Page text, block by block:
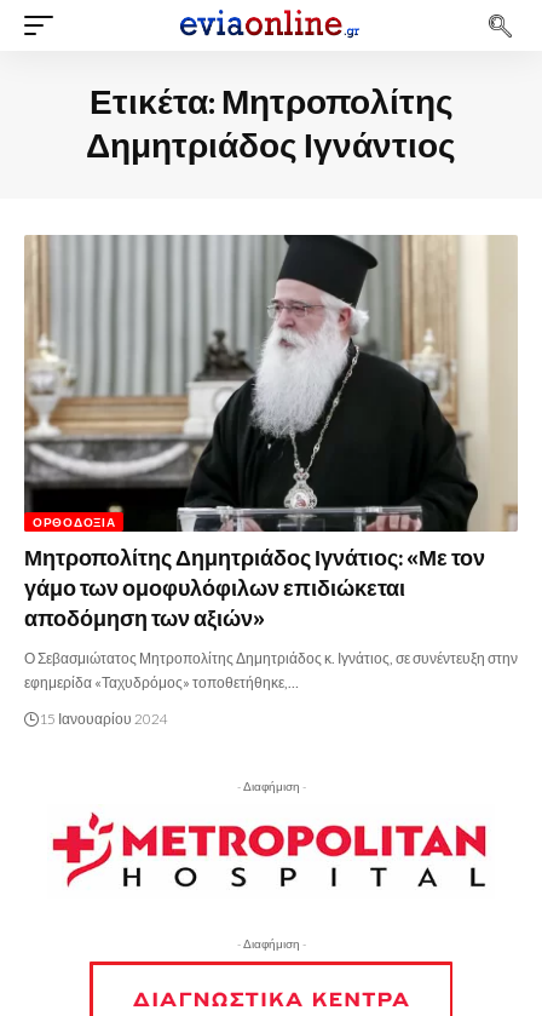
Ετικέτα: Μητροπολίτης
Δημητριάδος Ιγνάντιος
ΟΡΘΟΔΟΞΊΑ
Μητροπολίτης Δημητριάδος Ιγνάτιος: «Με τον
γάμο των ομοφυλόφιλων επιδιώκεται
αποδόμηση των αξιών»
Ο Σεβασμιώτατος Μητροπολίτης Δημητριάδος κ. Ιγνάτιος, σε συνέντευξη στην
εφημερίδα «Ταχυδρόμος» τοποθετήθηκε,…
15 Ιανουαρίου 2024
- Διαφήμιση -
- Διαφήμιση -